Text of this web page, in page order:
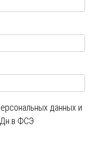
данных и
в ФСЭ